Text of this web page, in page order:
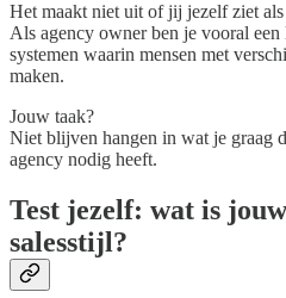
Het maakt niet uit of jij jezelf ziet
Als agency owner ben je vooral
systemen waarin mensen met
maken.
Jouw taak?
Niet blijven hangen in wat je graag
agency nodig heeft.
Test jezelf: wat is
salesstijl?